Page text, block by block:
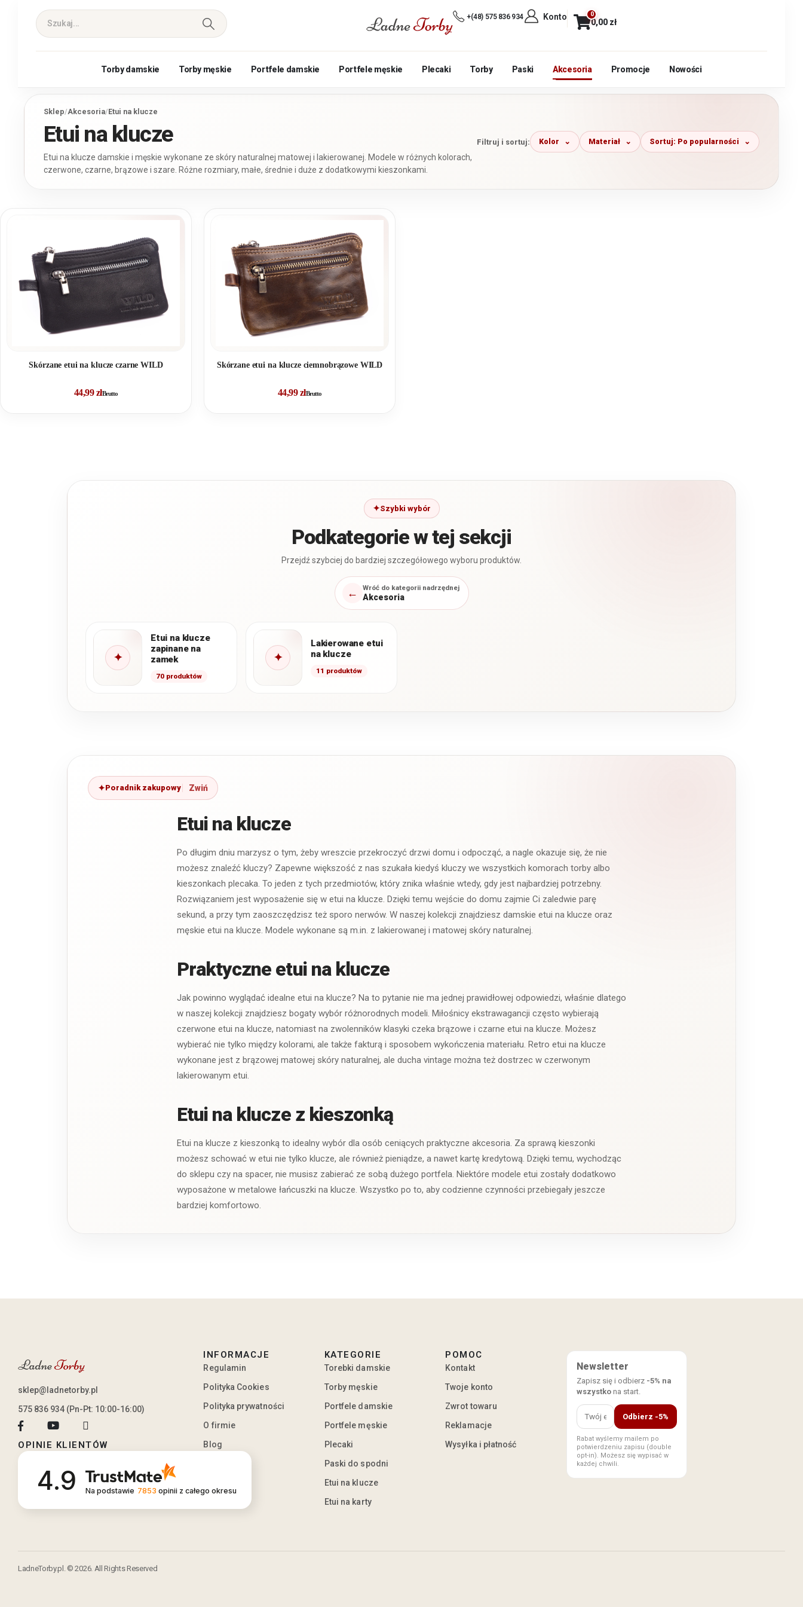
+(48) 575 836 934 Konto 0
0,00 zł
Torby damskie Torby męskie Portfele damskie Portfele męskie Plecaki Torby Paski Akcesoria Promocje Nowości
Sklep/Akcesoria/Etui na klucze
Etui na klucze
Etui na klucze damskie i męskie wykonane ze skóry naturalnej matowej i lakierowanej. Modele w różnych kolorach,
czerwone, czarne, brązowe i szare. Różne rozmiary, małe, średnie i duże z dodatkowymi kieszonkami.
Filtruj i sortuj: Kolor Materiał Sortuj: Po popularności
Skórzane etui na klucze czarne WILD
44,99złBrutto
Skórzane etui na klucze ciemnobrązowe WILD
44,99złBrutto
Szybki wybór
Podkategorie w tej sekcji
Przejdź szybciej do bardziej szczegółowego wyboru produktów.
← Wróć do kategorii nadrzędnej
Akcesoria
✦
Etui na klucze
zapinane na
zamek
70 produktów
✦
Lakierowane etui
na klucze
11 produktów
Poradnik zakupowy
Etui na klucze
Po długim dniu marzysz o tym, żeby wreszcie przekroczyć drzwi domu i odpocząć, a nagle okazuje się, że nie
możesz znaleźć kluczy? Zapewne większość z nas szukała kiedyś kluczy we wszystkich komorach torby albo
kieszonkach plecaka. To jeden z tych przedmiotów, który znika właśnie wtedy, gdy jest najbardziej potrzebny.
Rozwiązaniem jest wyposażenie się w etui na klucze. Dzięki temu wejście do domu zajmie Ci zaledwie parę
sekund, a przy tym zaoszczędzisz też sporo nerwów. W naszej kolekcji znajdziesz damskie etui na klucze oraz
męskie etui na klucze. Modele wykonane są m.in. z lakierowanej i matowej skóry naturalnej.
Praktyczne etui na klucze
Jak powinno wyglądać idealne etui na klucze? Na to pytanie nie ma jednej prawidłowej odpowiedzi, właśnie dlatego
w naszej kolekcji znajdziesz bogaty wybór różnorodnych modeli. Miłośnicy ekstrawagancji często wybierają
czerwone etui na klucze, natomiast na zwolenników klasyki czeka brązowe i czarne etui na klucze. Możesz
wybierać nie tylko między kolorami, ale także fakturą i sposobem wykończenia materiału. Retro etui na klucze
wykonane jest z brązowej matowej skóry naturalnej, ale ducha vintage można też dostrzec w czerwonym
lakierowanym etui.
Etui na klucze z kieszonką
Etui na klucze z kieszonką to idealny wybór dla osób ceniących praktyczne akcesoria. Za sprawą kieszonki
możesz schować w etui nie tylko klucze, ale również pieniądze, a nawet kartę kredytową. Dzięki temu, wychodząc
do sklepu czy na spacer, nie musisz zabierać ze sobą dużego portfela. Niektóre modele etui zostały dodatkowo
wyposażone w metalowe łańcuszki na klucze. Wszystko po to, aby codzienne czynności przebiegały jeszcze
bardziej komfortowo.
sklep@ladnetorby.pl
575 836 934 (Pn-Pt: 10:00-16:00)
OPINIE KLIENTÓW
4.9 Na podstawie 7853 opinii z całego okresu
INFORMACJE
Regulamin
Polityka Cookies
Polityka prywatności
O firmie
Blog
KATEGORIE
Torebki damskie
Torby męskie
Portfele damskie
Portfele męskie
Plecaki
Paski do spodni
Etui na klucze
Etui na karty
POMOC
Kontakt
Twoje konto
Zwrot towaru
Reklamacje
Wysyłka i płatność
Newsletter
Zapisz się i odbierz -5% na
wszystkona start.
Odbierz -5%
Rabat wyślemy mailem po
potwierdzeniu zapisu (double
opt-in). Możesz się wypisać w
każdej chwili.
LadneTorby.pl. © 2026. All Rights Reserved